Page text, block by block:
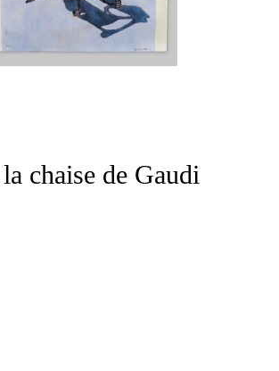
chaise de Gaudi